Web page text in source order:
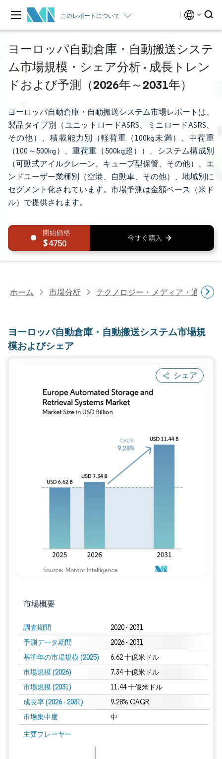
このレポートについて
ヨーロッパ自動倉庫・自動搬送システ
ム市場規模・シェア分析 - 成長トレン
ドおよび予測（2026年～2031年）
ヨーロッパ自動倉庫・自動搬送システム市場レポートは、
製品タイプ別（ユニットロードASRS、ミニロードASRS、
その他）、積載能力別（軽荷重（100kg未満）、中荷重
（100～500kg）、重荷重（500kg超））、システム構成別
（可動式アイルクレーン、キューブ型保管、その他）、エ
ンドユーザー業種別（空港、自動車、その他）、地域別に
セグメント化されています。市場予測は金額ベース（米ド
ル）で提供されます。
4750
ホーム 市場分析 テクノロジー・メディア・通信研
ヨーロッパ自動倉庫・自動搬送システム市場規
模およびシェア
シェア
市場概要
調査期間 2020 - 2031
予測データ期間 2026 - 2031
基準年の市場規模 (2025) 6.62 十億米ドル
市場規模 (2026) 7.34 十億米ドル
市場規模 (2031) 11.44 十億米ドル
成長率 (2026 - 2031) 9.28% CAGR
市場集中度 中
主要プレーヤー
画像 © Mordor Intelligence。再利用にはCC BY 4.0の表示が必要です。
画像 © Mordor Intelligence。再利用には